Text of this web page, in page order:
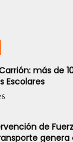
más de
Escolares
de
genera